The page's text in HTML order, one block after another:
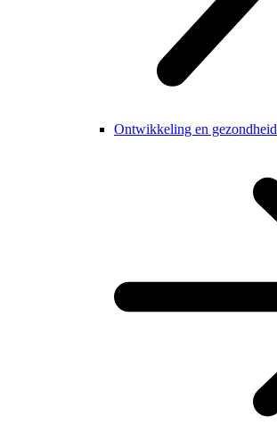
Ontwikkeling en gezondheid